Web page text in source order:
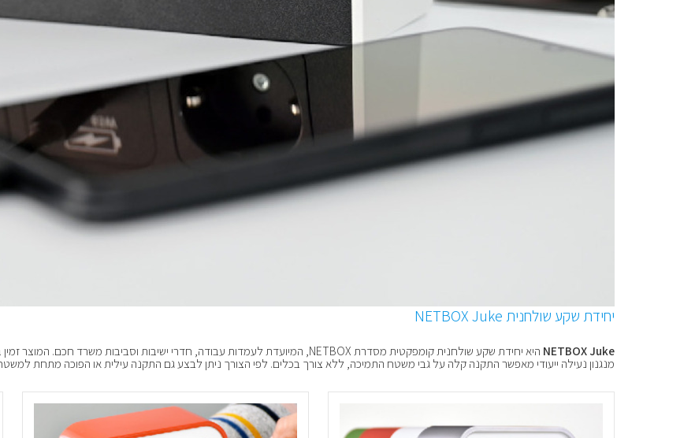
יחידת שקע שולחנית NETBOX Juke
NETBOX Juke היא יחידת שקע שולחנית קומפקטית מסדרת NETBOX, המיועדת לעמדות עבודה, חדרי ישיבות וסביבות משרד חכם. המוצר זמין בשילובי צבעים רבים ומגיע עם כבל מחובר קבוע.
מנגנון נעילה ייעודי מאפשר התקנה קלה על גבי משטח התמיכה, ללא צורך בכלים. לפי הצורך ניתן לבצע גם התקנה עילית או הפוכה מתחת